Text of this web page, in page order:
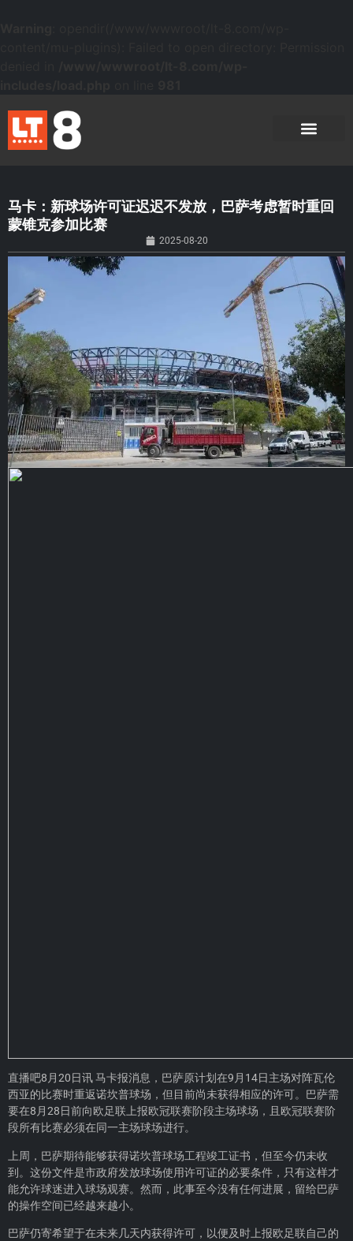
马卡：新球场许可证迟迟不发放，巴萨考虑暂时重回
蒙锥克参加比赛
2025-08-20
直播吧8月20日讯 马卡报消息，巴萨原计划在9月14日主场对阵瓦伦
西亚的比赛时重返诺坎普球场，但目前尚未获得相应的许可。巴萨需
要在8月28日前向欧足联上报欧冠联赛阶段主场球场，且欧冠联赛阶
段所有比赛必须在同一主场球场进行。
上周，巴萨期待能够获得诺坎普球场工程竣工证书，但至今仍未收
到。这份文件是市政府发放球场使用许可证的必要条件，只有这样才
能允许球迷进入球场观赛。然而，此事至今没有任何进展，留给巴萨
的操作空间已经越来越小。
巴萨仍寄希望于在未来几天内获得许可，以便及时上报欧足联自己的